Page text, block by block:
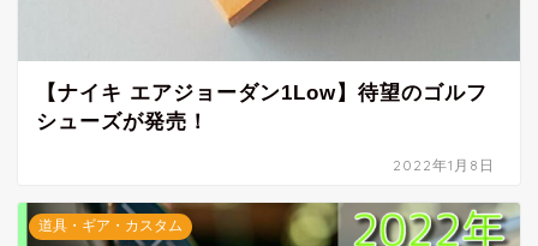
【ナイキ エアジョーダン1Low】待望のゴルフ
シューズが発売！
2022年1月8日
道具・ギア・カスタム